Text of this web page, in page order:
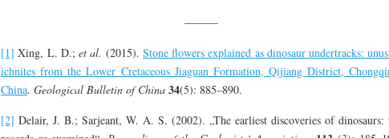
———
[1] Xing, L. D.;et al. (2015). Stone flowers explained as dinosaur undertracks:
ichnites from the Lower Cretaceous Jiaguan Formation, Qijiang District,
China. Geological Bulletin of China 34(5): 885–890.
[2] Delair, J. B.; Sarjeant, W. A. S. (2002). „The earliest discoveries of dinosaurs: